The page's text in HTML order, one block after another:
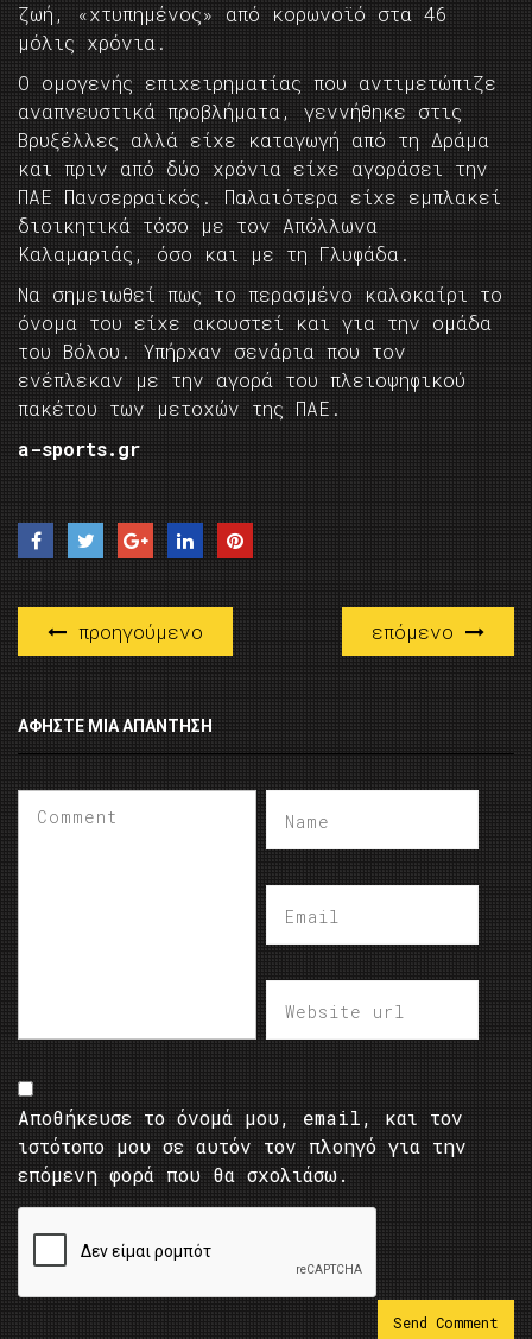
ζωή, «χτυπημένος» από κορωνοϊό στα 46
μόλις χρόνια.
Ο ομογενής επιχειρηματίας που αντιμετώπιζε
αναπνευστικά προβλήματα, γεννήθηκε στις
Βρυξέλλες αλλά είχε καταγωγή από τη Δράμα
και πριν από δύο χρόνια είχε αγοράσει την
ΠΑΕ Πανσερραϊκός. Παλαιότερα είχε εμπλακεί
διοικητικά τόσο με τον Απόλλωνα
Καλαμαριάς, όσο και με τη Γλυφάδα.
Να σημειωθεί πως το περασμένο καλοκαίρι το
όνομα του είχε ακουστεί και για την ομάδα
του Βόλου. Υπήρχαν σενάρια που τον
ενέπλεκαν με την αγορά του πλειοψηφικού
πακέτου των μετοχών της ΠΑΕ.
a-sports.gr
προηγούμενο επόμενο
ΑΦΉΣΤΕ ΜΙΑ ΑΠΆΝΤΗΣΗ
Αποθήκευσε το όνομά μου, email, και τον
ιστότοπο μου σε αυτόν τον πλοηγό για την
επόμενη φορά που θα σχολιάσω.